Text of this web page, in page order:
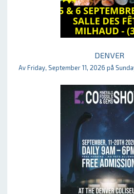
DENVER
Av Friday, September 11, 2026 på